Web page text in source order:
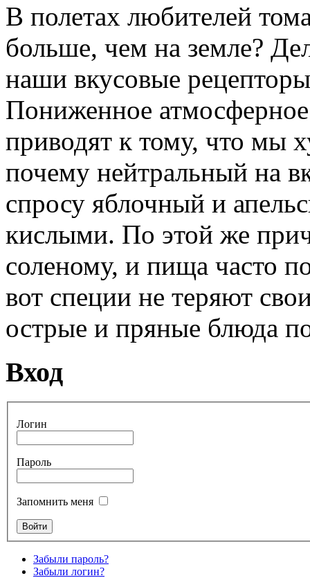
В полетах любителей
больше, чем на земле?
наши вкусовые
Пониженное
приводят к тому, что мы
почему нейтральный на
спросу яблочный и
кислыми. По этой же
соленому, и пища часто
вот специи не теряют
острые и пряные блюда
Вход
Логин
Пароль
Запомнить меня
Забыли пароль?
Забыли логин?